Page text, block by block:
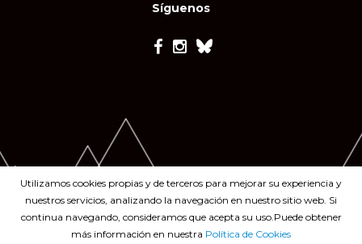
Utilizamos cookies propias y de terceros para mejorar su experiencia y
nuestros servicios, analizando la navegación en nuestro sitio web. Si
continua navegando, consideramos que acepta su uso.Puede obtener
más información en nuestra Política de Cookies
Síguenos